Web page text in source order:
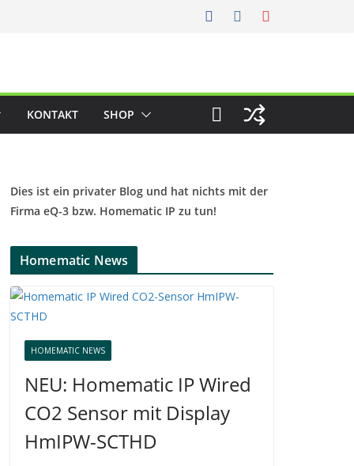
KONTAKT SHOP
Dies ist ein privater Blog und hat nichts mit der
Firma eQ-3 bzw. Homematic IP zu tun!
Homematic News
HOMEMATIC NEWS
NEU: Homematic IP Wired
CO2 Sensor mit Display
HmIPW-SCTHD